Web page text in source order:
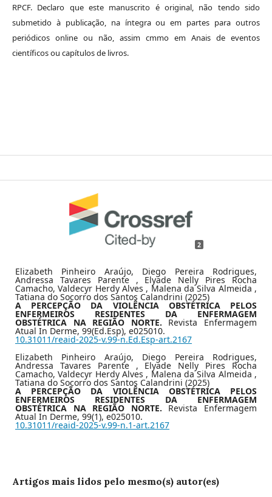
RPCF. Declaro que este manuscrito é original, não tendo sido
submetido à publicação, na íntegra ou em partes para outros
periódicos online ou não, assim cmmo em Anais de eventos
científicos ou capítulos de livros.
2
Elizabeth Pinheiro Araújo, Diego Pereira Rodrigues,
Andressa Tavares Parente , Elyade Nelly Pires Rocha
Camacho, Valdecyr Herdy Alves , Malena da Silva Almeida ,
Tatiana do Socorro dos Santos Calandrini (2025)
A PERCEPÇÃO DA VIOLÊNCIA OBSTÉTRICA PELOS
ENFERMEIROS RESIDENTES DA ENFERMAGEM
OBSTÉTRICA NA REGIÃO NORTE. Revista Enfermagem
Atual In Derme, 99(Ed.Esp), e025010.
10.31011/reaid-2025-v.99-n.Ed.Esp-art.2167
Elizabeth Pinheiro Araújo, Diego Pereira Rodrigues,
Andressa Tavares Parente , Elyade Nelly Pires Rocha
Camacho, Valdecyr Herdy Alves , Malena da Silva Almeida ,
Tatiana do Socorro dos Santos Calandrini (2025)
A PERCEPÇÃO DA VIOLÊNCIA OBSTÉTRICA PELOS
ENFERMEIROS RESIDENTES DA ENFERMAGEM
OBSTÉTRICA NA REGIÃO NORTE. Revista Enfermagem
Atual In Derme, 99(1), e025010.
10.31011/reaid-2025-v.99-n.1-art.2167
Artigos mais lidos pelo mesmo(s) autor(es)